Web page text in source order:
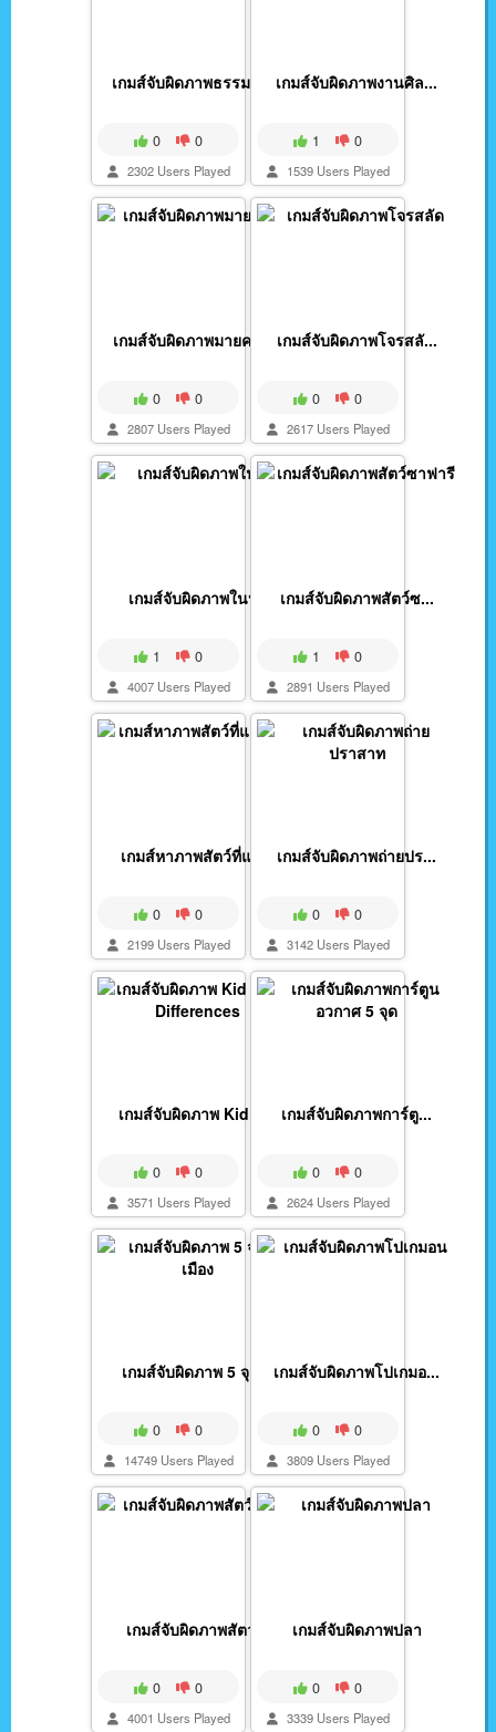
เกมส์จับผิดภาพธรรมชา...
0 0
2302 Users Played
เกมส์จับผิดภาพงานศิล...
1 0
1539 Users Played
เกมส์จับผิดภาพมายครา...
0 0
2807 Users Played
เกมส์จับผิดภาพโจรสลั...
0 0
2617 Users Played
เกมส์จับผิดภาพในป่า
1 0
4007 Users Played
เกมส์จับผิดภาพสัตว์ซ...
1 0
2891 Users Played
เกมส์หาภาพสัตว์ที่แต...
0 0
2199 Users Played
เกมส์จับผิดภาพถ่ายปร...
0 0
3142 Users Played
เกมส์จับผิดภาพ Kid P...
0 0
3571 Users Played
เกมส์จับผิดภาพการ์ตู...
0 0
2624 Users Played
เกมส์จับผิดภาพ 5 จุด...
0 0
14749 Users Played
เกมส์จับผิดภาพโปเกมอ...
0 0
3809 Users Played
เกมส์จับผิดภาพสัตว์...
0 0
4001 Users Played
เกมส์จับผิดภาพปลา
0 0
3339 Users Played